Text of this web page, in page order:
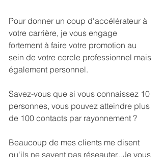
Pour donner un coup d'accélérateur à
votre carrière, je vous engage
fortement à faire votre promotion au
sein de votre cercle professionnel mais
également personnel.
Savez-vous que si vous connaissez 10
personnes, vous pouvez atteindre plus
de 100 contacts par rayonnement ?
Beaucoup de mes clients me disent
qu'ils ne savent pas réseauter...Je vous